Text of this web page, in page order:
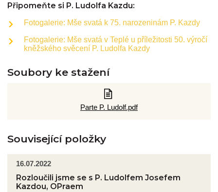
Připomeňte si P. Ludolfa Kazdu:
Fotogalerie: Mše svatá k 75. narozeninám P. Kazdy
Fotogalerie: Mše svatá v Teplé u příležitosti 50. výročí
kněžského svěcení P. Ludolfa Kazdy
Soubory ke stažení
Parte P. Ludolf.pdf
Související položky
16.07.2022
Rozloučili jsme se s P. Ludolfem Josefem
Kazdou, OPraem